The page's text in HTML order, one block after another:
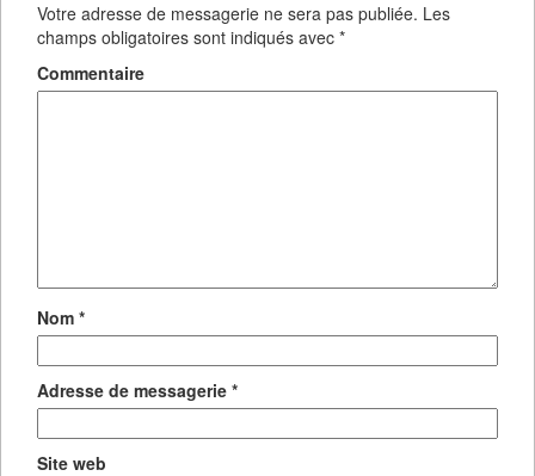
Votre adresse de messagerie ne sera pas publiée. Les
champs obligatoires sont indiqués avec *
Commentaire
Nom *
Adresse de messagerie *
Site web